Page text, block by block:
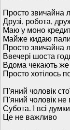
Просто звичайна
Друзі, робота,
Маю у моно
Майже кидаю
Просто звичайна
Ввечері шоста
Вдома чекають же
Просто хотілось
П'яний чоловік
П'яний чоловік не
Субота. І всі
Це не важливо